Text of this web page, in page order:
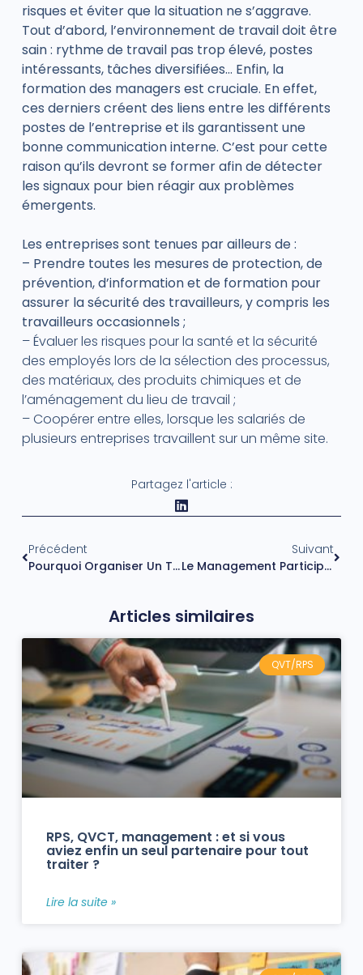
risques et éviter que la situation ne s’aggrave.
Tout d’abord, l’environnement de travail doit être
sain : rythme de travail pas trop élevé, postes
intéressants, tâches diversifiées… Enfin, la
formation des managers est cruciale. En effet,
ces derniers créent des liens entre les différents
postes de l’entreprise et ils garantissent une
bonne communication interne. C’est pour cette
raison qu’ils devront se former afin de détecter
les signaux pour bien réagir aux problèmes
émergents.
Les entreprises sont tenues par ailleurs de :
– Prendre toutes les mesures de protection, de
prévention, d’information et de formation pour
assurer la sécurité des travailleurs, y compris les
travailleurs occasionnels ;
– Évaluer les risques pour la santé et la sécurité
des employés lors de la sélection des processus,
des matériaux, des produits chimiques et de
l’aménagement du lieu de travail ‍;
– Coopérer entre elles, lorsque les salariés de
plusieurs entreprises travaillent sur un même site.
Partagez l'article :
Précédent
Pourquoi Organiser Un Team Building Et Quelles Activités Choisir ?
Suivant
Le Management Participatif : Atouts, Mise En Place Et Difficultés
Articles similaires
QVT/RPS
RPS, QVCT, management : et si vous
aviez enfin un seul partenaire pour tout
traiter ?
Lire la suite »